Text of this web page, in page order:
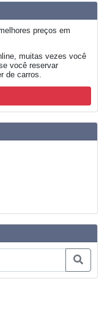
preços em
muitas vezes você
você reservar
de carros.